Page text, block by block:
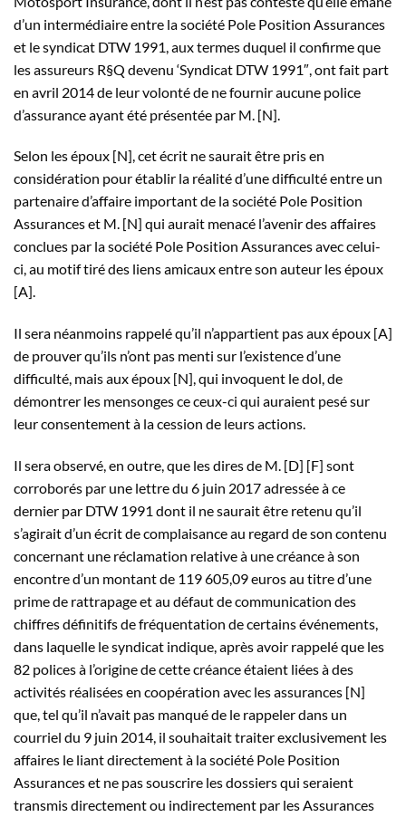
d’un intermédiaire entre la société Pole Position Assurances
et le syndicat DTW 1991, aux termes duquel il confirme que
les assureurs R§Q devenu ‘Syndicat DTW 1991″, ont fait part
en avril 2014 de leur volonté de ne fournir aucune police
d’assurance ayant été présentée par M. [N].
Selon les époux [N], cet écrit ne saurait être pris en
considération pour établir la réalité d’une difficulté entre un
partenaire d’affaire important de la société Pole Position
Assurances et M. [N] qui aurait menacé l’avenir des affaires
conclues par la société Pole Position Assurances avec celui-
ci, au motif tiré des liens amicaux entre son auteur les époux
[A].
Il sera néanmoins rappelé qu’il n’appartient pas aux époux [A]
de prouver qu’ils n’ont pas menti sur l’existence d’une
difficulté, mais aux époux [N], qui invoquent le dol, de
démontrer les mensonges ce ceux-ci qui auraient pesé sur
leur consentement à la cession de leurs actions.
Il sera observé, en outre, que les dires de M. [D] [F] sont
corroborés par une lettre du 6 juin 2017 adressée à ce
dernier par DTW 1991 dont il ne saurait être retenu qu’il
s’agirait d’un écrit de complaisance au regard de son contenu
concernant une réclamation relative à une créance à son
encontre d’un montant de 119 605,09 euros au titre d’une
prime de rattrapage et au défaut de communication des
chiffres définitifs de fréquentation de certains événements,
dans laquelle le syndicat indique, après avoir rappelé que les
82 polices à l’origine de cette créance étaient liées à des
activités réalisées en coopération avec les assurances [N]
que, tel qu’il n’avait pas manqué de le rappeler dans un
courriel du 9 juin 2014, il souhaitait traiter exclusivement les
affaires le liant directement à la société Pole Position
Assurances et ne pas souscrire les dossiers qui seraient
transmis directement ou indirectement par les Assurances